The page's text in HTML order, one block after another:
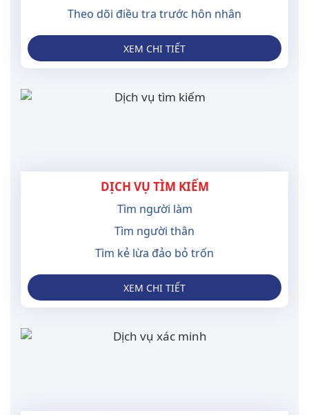
Theo dõi điều tra trước hôn nhân
XEM CHI TIẾT
DỊCH VỤ TÌM KIẾM
Tìm người làm
Tìm người thân
Tìm kẻ lừa đảo bỏ trốn
XEM CHI TIẾT